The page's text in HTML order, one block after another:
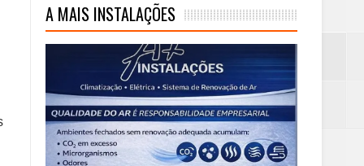
A MAIS INSTALAÇÕES